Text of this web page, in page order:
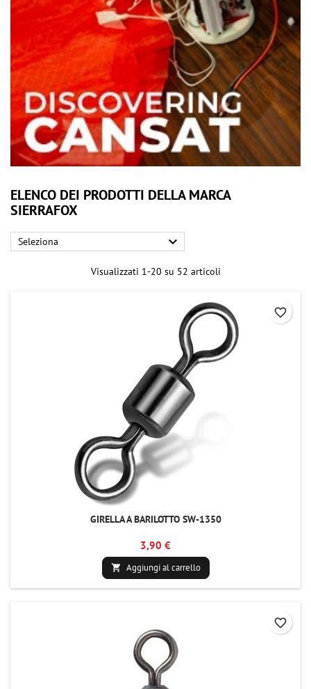
ELENCO DEI PRODOTTI DELLA MARCA
SIERRAFOX
Seleziona 
Visualizzati 1-20 su 52 articoli
GIRELLA A BARILOTTO SW-1350
3,90 €
 Aggiungi al carrello
favorite_border
favorite_border